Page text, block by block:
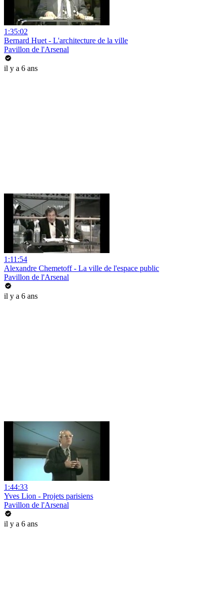
1:35:02
Bernard Huet - L'architecture de la ville
Pavillon de l'Arsenal
il y a 6 ans
1:11:54
Alexandre Chemetoff - La ville de l'espace public
Pavillon de l'Arsenal
il y a 6 ans
1:44:33
Yves Lion - Projets parisiens
Pavillon de l'Arsenal
il y a 6 ans